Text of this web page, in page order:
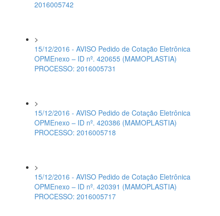
2016005742
>
15/12/2016 - AVISO Pedido de Cotação Eletrônica
OPMEnexo – ID nº. 420655 (MAMOPLASTIA)
PROCESSO: 2016005731
>
15/12/2016 - AVISO Pedido de Cotação Eletrônica
OPMEnexo – ID nº. 420386 (MAMOPLASTIA)
PROCESSO: 2016005718
>
15/12/2016 - AVISO Pedido de Cotação Eletrônica
OPMEnexo – ID nº. 420391 (MAMOPLASTIA)
PROCESSO: 2016005717